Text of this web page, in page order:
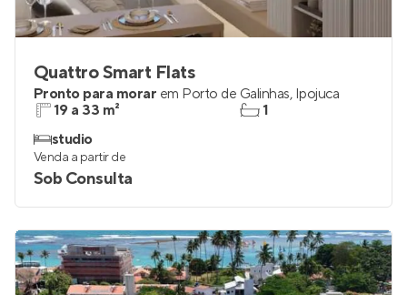
Quattro Smart Flats
Pronto para morar em Porto de Galinhas, Ipojuca
19 a 33 m²
studio
1
Venda a partir de
Sob Consulta